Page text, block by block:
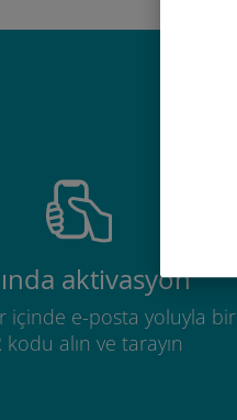
aktivasyon
içinde e-posta yoluyla bir
kodu alın ve tarayın